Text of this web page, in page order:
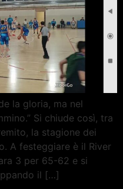
la gloria, ma nel
Si chiude così, tra
la stagione dei
A festeggiare è il River
3 per 65-62 e si
il […]